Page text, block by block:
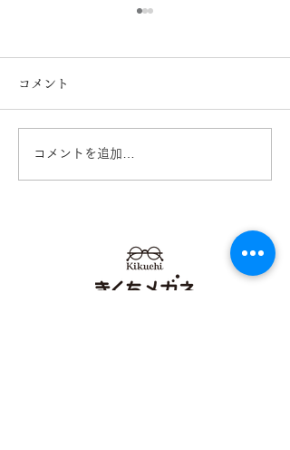
Ray-Ban 2026レイバン
ウン田崎店 カリーノ菊陽
コメント
コメントを追加…